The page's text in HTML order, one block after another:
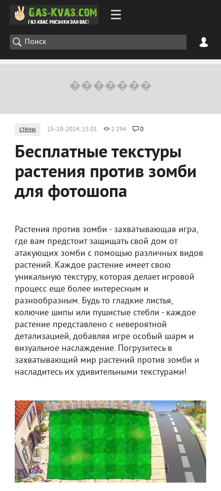
стены 15-10-2024, 15:01 2 294 0
Бесплатные текстуры
растения против зомби
для фотошопа
Растения против зомби - захватывающая игра,
где вам предстоит защищать свой дом от
атакующих зомби с помощью различных видов
растений. Каждое растение имеет свою
уникальную текстуру, которая делает игровой
процесс еще более интересным и
разнообразным. Будь то гладкие листья,
колючие шипы или пушистые стебли - каждое
растение представлено с невероятной
детализацией, добавляя игре особый шарм и
визуальное наслаждение. Погрузитесь в
захватывающий мир растений против зомби и
насладитесь их удивительными текстурами!